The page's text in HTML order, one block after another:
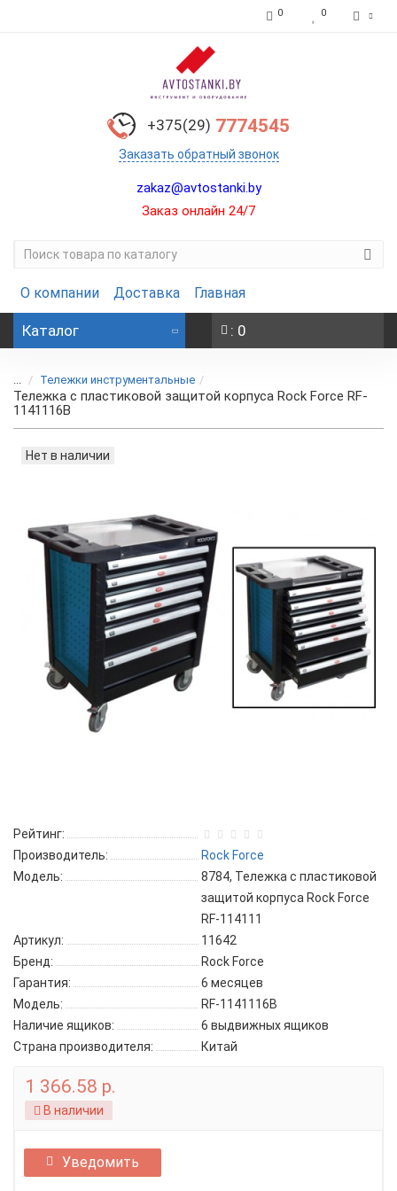
0 0
+375(29) 7774545
Заказать обратный звонок
zakaz@avtostanki.by
Заказ онлайн 24/7
О компании Доставка Главная
Каталог : 0
... Тележки инструментальные
Тележка с пластиковой защитой корпуса Rock Force RF-
1141116B
Нет в наличии
Рейтинг:
Производитель:
Rock Force
Модель:
8784, Тележка с пластиковой
защитой корпуса Rock Force
RF-114111
Артикул:
11642
Бренд:
Rock Force
Гарантия:
6 месяцев
Модель:
RF-1141116B
Наличие ящиков:
6 выдвижных ящиков
Страна производителя:
Китай
1 366.58 р.
В наличии
Уведомить